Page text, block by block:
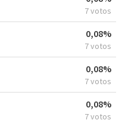
7 votos
0,08%
7 votos
0,08%
7 votos
0,08%
7 votos